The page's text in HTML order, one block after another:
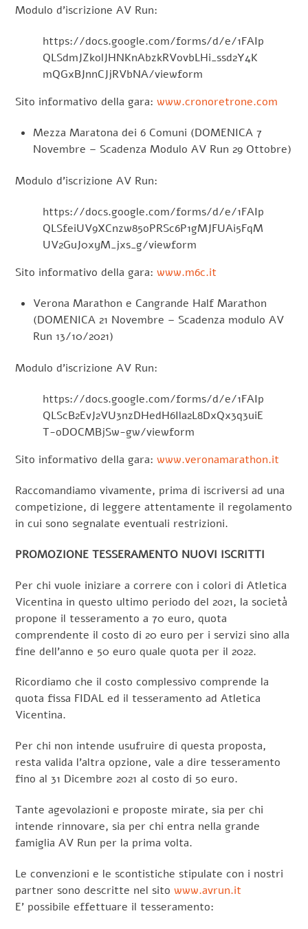
Modulo d’iscrizione AV Run:
https://docs.google.com/forms/d/e/1FAIp
QLSdmJZkolJHNKnAbzkRVovbLHi_ssd2Y4K
mQGxBJnnCJjRVbNA/viewform
Sito informativo della gara:www.cronoretrone.com
Mezza Maratona dei 6 Comuni (DOMENICA 7
Novembre – Scadenza Modulo AV Run 29 Ottobre)
Modulo d’iscrizione AV Run:
https://docs.google.com/forms/d/e/1FAIp
QLSfeiUV9XCnzw85oPRSc6P1gMJFUAi5FqM
UV2GuJ0xyM_jxs_g/viewform
Sito informativo della gara:www.m6c.it
Verona Marathon e Cangrande Half Marathon
(DOMENICA 21 Novembre – Scadenza modulo AV
Run 13/10/2021)
Modulo d’iscrizione AV Run:
https://docs.google.com/forms/d/e/1FAIp
QLScB2EvJ2VU3nzDHedH6Ila2L8DxQx3q3uiE
T-oDOCMBjSw-gw/viewform
Sito informativo della gara:www.veronamarathon.it
Raccomandiamo vivamente, prima di iscriversi ad una
competizione, di leggere attentamente il regolamento
in cui sono segnalate eventuali restrizioni.
PROMOZIONE TESSERAMENTO NUOVI ISCRITTI
Per chi vuole iniziare a correre con i colori di Atletica
Vicentina in questo ultimo periodo del 2021, la società
propone il tesseramento a 70 euro, quota
comprendente il costo di 20 euro per i servizi sino alla
fine dell’anno e 50 euro quale quota per il 2022.
Ricordiamo che il costo complessivo comprende la
quota fissa FIDAL ed il tesseramento ad Atletica
Vicentina.
Per chi non intende usufruire di questa proposta,
resta valida l’altra opzione, vale a dire tesseramento
fino al 31 Dicembre 2021 al costo di 50 euro.
Tante agevolazioni e proposte mirate, sia per chi
intende rinnovare, sia per chi entra nella grande
famiglia AV Run per la prima volta.
Le convenzioni e le scontistiche stipulate con i nostri
partner sono descritte nel sitowww.avrun.it
E’ possibile effettuare il tesseramento: